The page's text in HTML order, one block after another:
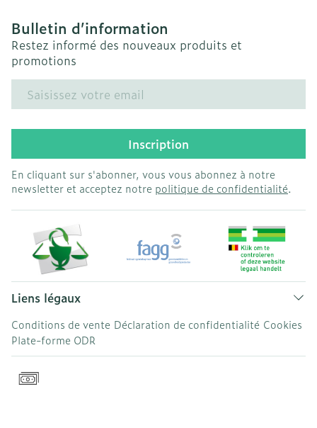
Bulletin d’information
Restez informé des nouveaux produits et
promotions
Adresse mail
Inscription
En cliquant sur s'abonner, vous vous abonnez à notre
newsletter et acceptez notre politique de confidentialité.
Liens légaux
Conditions de vente Déclaration de confidentialité Cookies
Plate-forme ODR